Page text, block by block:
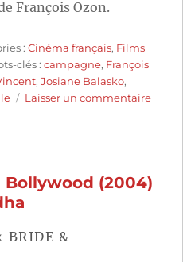
François Ozon.
:Cinéma français, Films
clés :campagne, François
,Josiane Balasko,
Laisser un commentairesur
de
(2004)
BRIDE &